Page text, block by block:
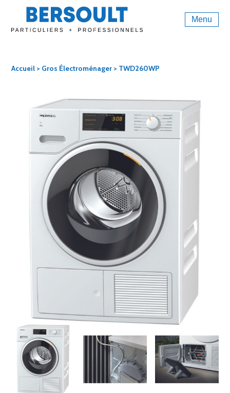
Menu
Accueil > Gros Électroménager > TWD260WP